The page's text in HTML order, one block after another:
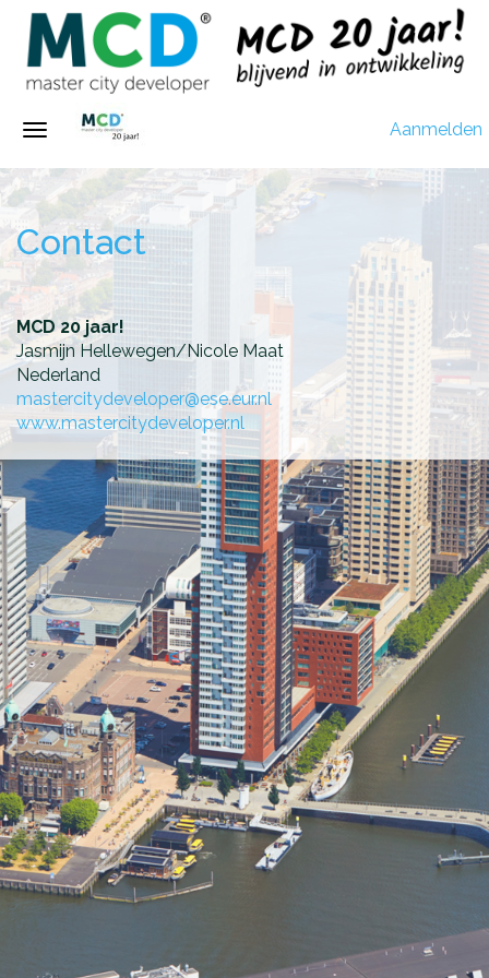
Aanmelden
Contact
MCD 20 jaar!
Jasmijn Hellewegen/Nicole Maat
Nederland
mastercitydeveloper@ese.eur.nl
www.mastercitydeveloper.nl